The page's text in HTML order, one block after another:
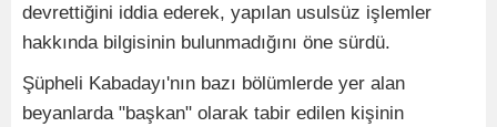
devrettiğini iddia ederek, yapılan usulsüz işlemler
hakkında bilgisinin bulunmadığını öne sürdü.
Şüpheli Kabadayı'nın bazı bölümlerde yer alan
beyanlarda "başkan" olarak tabir edilen kişinin